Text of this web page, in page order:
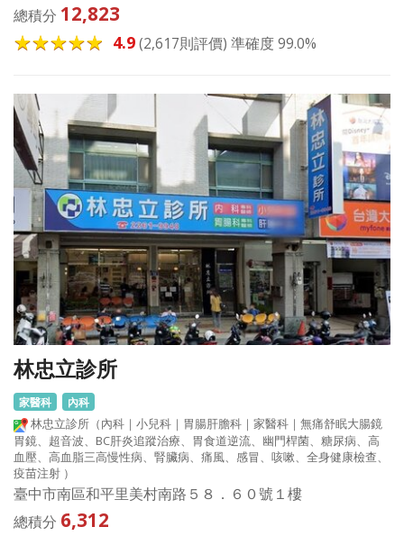
總積分 12,823
4.9(2,617則評價) 準確度 99.0%
林忠立診所
家醫科 內科
林忠立診所（內科｜小兒科｜胃腸肝膽科｜家醫科｜無痛舒眠大腸鏡
胃鏡、超音波、BC肝炎追蹤治療、胃食道逆流、幽門桿菌、糖尿病、高
血壓、高血脂三高慢性病、腎臟病、痛風、感冒、咳嗽、全身健康檢查、
疫苗注射 ）
臺中市南區和平里美村南路５８．６０號１樓
總積分 6,312